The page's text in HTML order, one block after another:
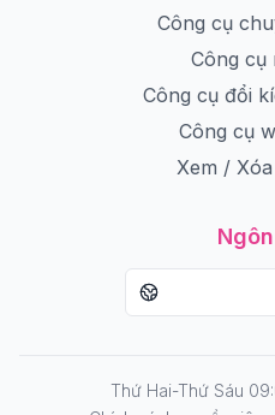
Công cụ
Công cụ
Công cụ đổi
Công cụ
Xem /
Thứ Hai-Thứ Sáu